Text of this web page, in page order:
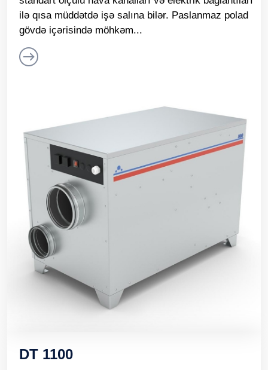
ilə qısa müddətdə işə salına bilər. Paslanmaz polad
gövdə içərisində möhkəm...
DT 1100